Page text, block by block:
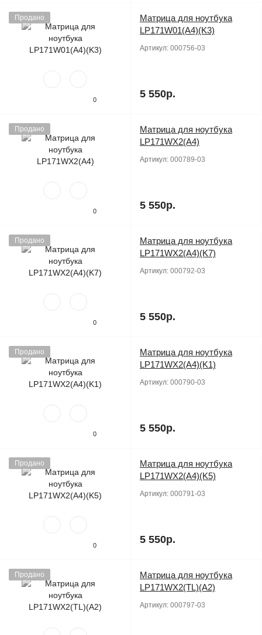
Продано
0
Матрица для ноутбука
LP171W01(A4)(K3)
Артикул: 000756-03
5 550р.
Продано
0
Матрица для ноутбука
LP171WX2(A4)
Артикул: 000789-03
5 550р.
Продано
0
Матрица для ноутбука
LP171WX2(A4)(K7)
Артикул: 000792-03
5 550р.
Продано
0
Матрица для ноутбука
LP171WX2(A4)(K1)
Артикул: 000790-03
5 550р.
Продано
0
Матрица для ноутбука
LP171WX2(A4)(K5)
Артикул: 000791-03
5 550р.
Продано
Матрица для ноутбука
LP171WX2(TL)(A2)
Артикул: 000797-03